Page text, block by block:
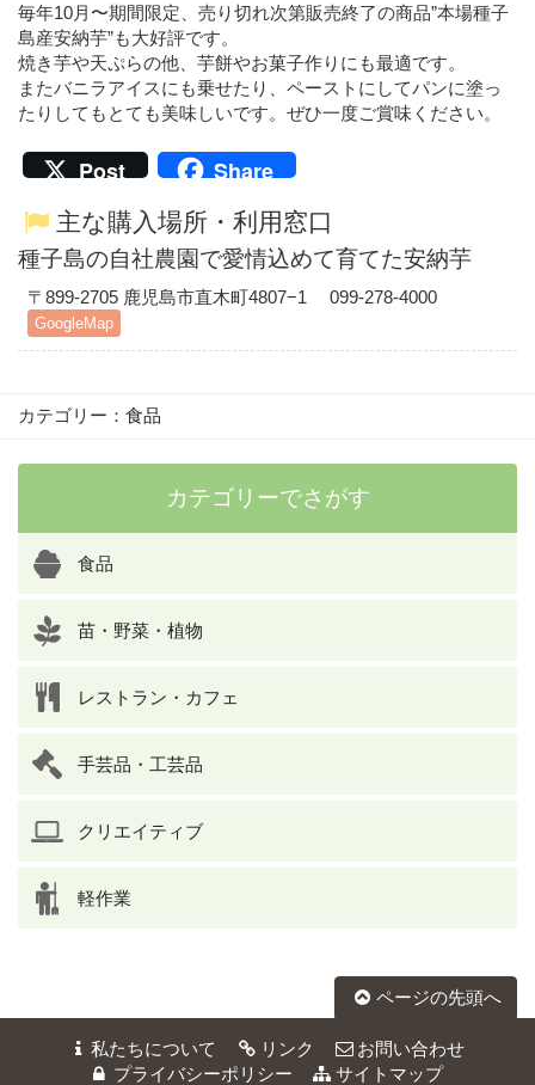
毎年10月〜期間限定、売り切れ次第販売終了の商品”本場種子
島産安納芋”も大好評です。
焼き芋や天ぷらの他、芋餅やお菓子作りにも最適です。
またバニラアイスにも乗せたり、ペーストにしてパンに塗っ
たりしてもとても美味しいです。ぜひ一度ご賞味ください。
Post Share
主な購入場所・利用窓口
種子島の自社農園で愛情込めて育てた安納芋
〒899-2705 鹿児島市直木町4807−1 099-278-4000
GoogleMap
カテゴリー： 食品
カテゴリーでさがす
食品
苗・野菜・植物
レストラン・カフェ
手芸品・工芸品
クリエイティブ
軽作業
ページの先頭へ
私たちについて リンク
お問い合わせ
プライバシーポリシー
サイトマップ